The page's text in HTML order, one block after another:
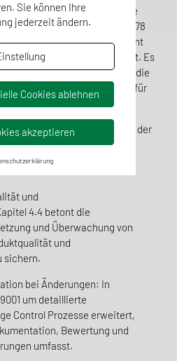
Act) und das risikobasierte
wird in Anhang A der ISO 15378
da es ein effektives Instrument
der Effizienz darstellt. Es
Risiken zu identifizieren und die
während gleichzeitig Raum für
spezifisch die Bedürfnisse der
der Pharmaindustrie unter
und
4.4 betont die
und Überwachung von
und
sichern.
bei Änderungen: In
um detaillierte
Control Prozesse erweitert,
Bewertung und
umfasst.
Sie können Ihre
jederzeit ändern.
Cookies ablehnen
akzeptieren